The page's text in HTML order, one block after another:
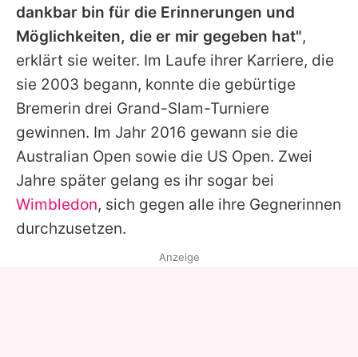
dankbar bin für die Erinnerungen und
Möglichkeiten, die er mir gegeben hat",
erklärt sie weiter. Im Laufe ihrer Karriere, die
sie 2003 begann, konnte die gebürtige
Bremerin drei Grand-Slam-Turniere
gewinnen. Im Jahr 2016 gewann sie die
Australian Open sowie die US Open. Zwei
Jahre später gelang es ihr sogar bei
Wimbledon, sich gegen alle ihre Gegnerinnen
durchzusetzen.
Anzeige